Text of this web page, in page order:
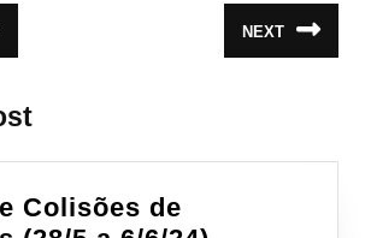
NEXT
post:
Colisões de